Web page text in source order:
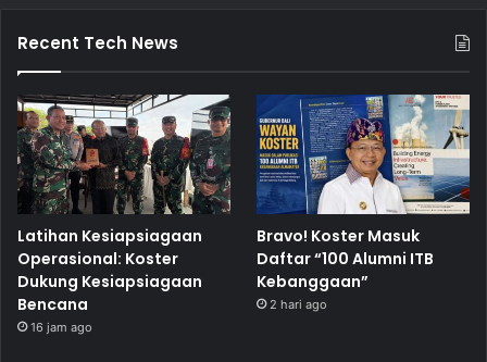
Recent Tech News
Latihan Kesiapsiagaan
Operasional: Koster
Dukung Kesiapsiagaan
Bencana
16 jam ago
Bravo! Koster Masuk
Daftar “100 Alumni ITB
Kebanggaan”
2 hari ago